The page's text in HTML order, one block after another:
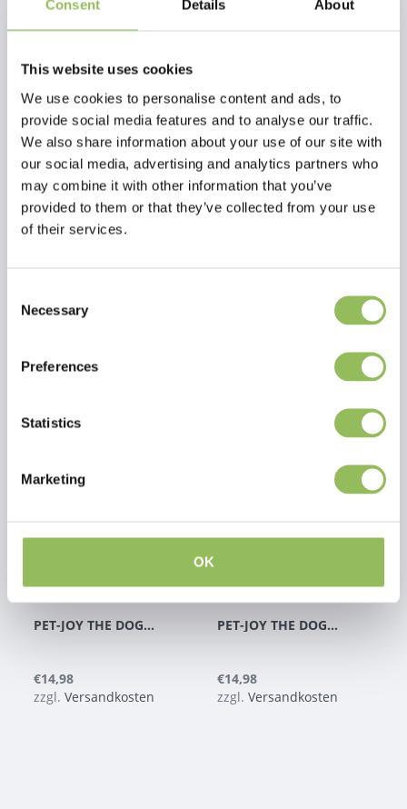
Consent Details About
This website uses cookies
We use cookies to personalise content and ads, to
provide social media features and to analyse our traffic.
We also share information about your use of our site with
our social media, advertising and analytics partners who
may combine it with other information that you’ve
provided to them or that they’ve collected from your use
of their services.
Selection
Necessary
Preferences
Statistics
Marketing
OK
zzgl.Versandkosten Versandkosten
PET-JOY THE DOGGYFRESH SENSITIVE & REPAIR SHAMPOO 200 ML
€14,98
zzgl. Versandkosten
PET-JOY THE DOGGYFRESH SENSITIVE & REPAIR CONDITIONER 200 ML
€14,98
zzgl. Versandkosten